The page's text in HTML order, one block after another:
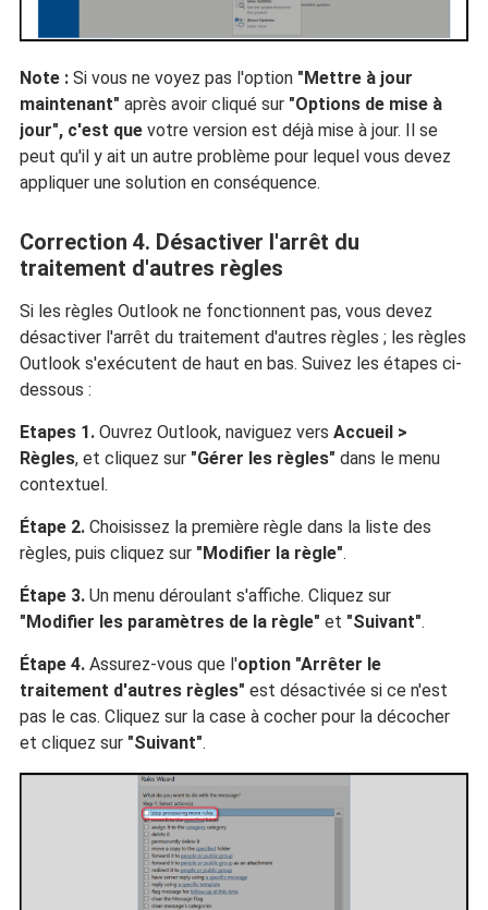
Note :Si vous ne voyez pas l'option "Mettre à jour
maintenant" après avoir cliqué sur "Options de mise à
jour", c'est quevotre version est déjà mise à jour. Il se
peut qu'il y ait un autre problème pour lequel vous devez
appliquer une solution en conséquence.
Correction 4. Désactiver l'arrêt du
traitement d'autres règles
Si les règles Outlook ne fonctionnent pas, vous devez
désactiver l'arrêt du traitement d'autres règles ; les règles
Outlook s'exécutent de haut en bas. Suivez les étapes ci-
dessous :
Etapes 1.Ouvrez Outlook, naviguez vers Accueil >
Règles, et cliquez sur "Gérer les règles" dans le menu
contextuel.
Étape 2.Choisissez la première règle dans la liste des
règles, puis cliquez sur "Modifier la règle".
Étape 3.Un menu déroulant s'affiche. Cliquez sur
"Modifier les paramètres de la règle" et "Suivant".
Étape 4.Assurez-vous que l'option "Arrêter le
traitement d'autres règles" est désactivée si ce n'est
pas le cas. Cliquez sur la case à cocher pour la décocher
et cliquez sur "Suivant".